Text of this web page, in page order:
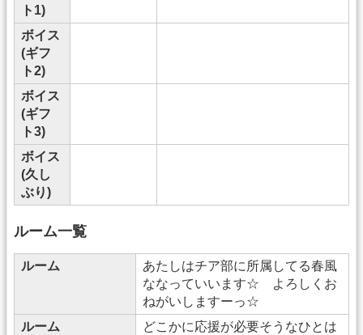
ト1)
ボイス
(ギフ
ト2)
ボイス
(ギフ
ト3)
ボイス
(久し
ぶり)
ルーム一覧
ルーム
あたしはチア部に所属してる春風
ななっていいます☆ よろしくお
ねがいしますーっ☆
ルーム
どこかに応援が必要そうなひとは